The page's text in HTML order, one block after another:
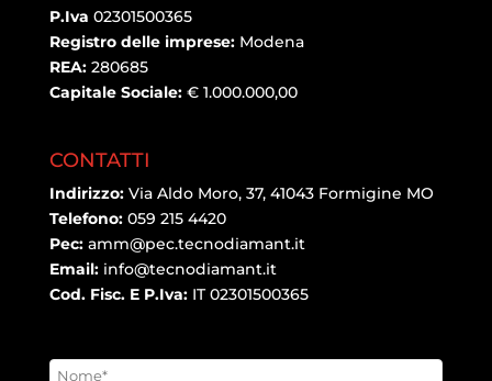
P.Iva 02301500365
Registro delle imprese:Modena
REA:280685
Capitale Sociale: € 1.000.000,00
CONTATTI
Indirizzo: Via Aldo Moro, 37, 41043 Formigine MO
Telefono: 059 215 4420
Pec: amm@pec.tecnodiamant.it
Email: info@tecnodiamant.it
Cod. Fisc. E P.Iva:IT 02301500365